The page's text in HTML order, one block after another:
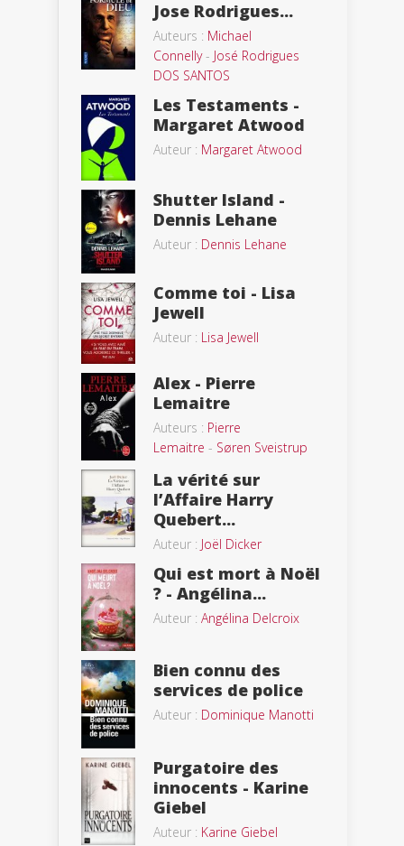
Jose Rodrigues...
Auteurs : Michael
Connelly- José Rodrigues
DOS SANTOS
Les Testaments -
Margaret Atwood
Auteur : Margaret Atwood
Shutter Island -
Dennis Lehane
Auteur : Dennis Lehane
Comme toi - Lisa
Jewell
Auteur : Lisa Jewell
Alex - Pierre
Lemaitre
Auteurs : Pierre
Lemaitre - Søren Sveistrup
La vérité sur
l’Affaire Harry
Quebert...
Auteur : Joël Dicker
Qui est mort à Noël
? - Angélina...
Auteur : Angélina Delcroix
Bien connu des
services de police
Auteur : Dominique Manotti
Purgatoire des
innocents - Karine
Giebel
Auteur : Karine Giebel